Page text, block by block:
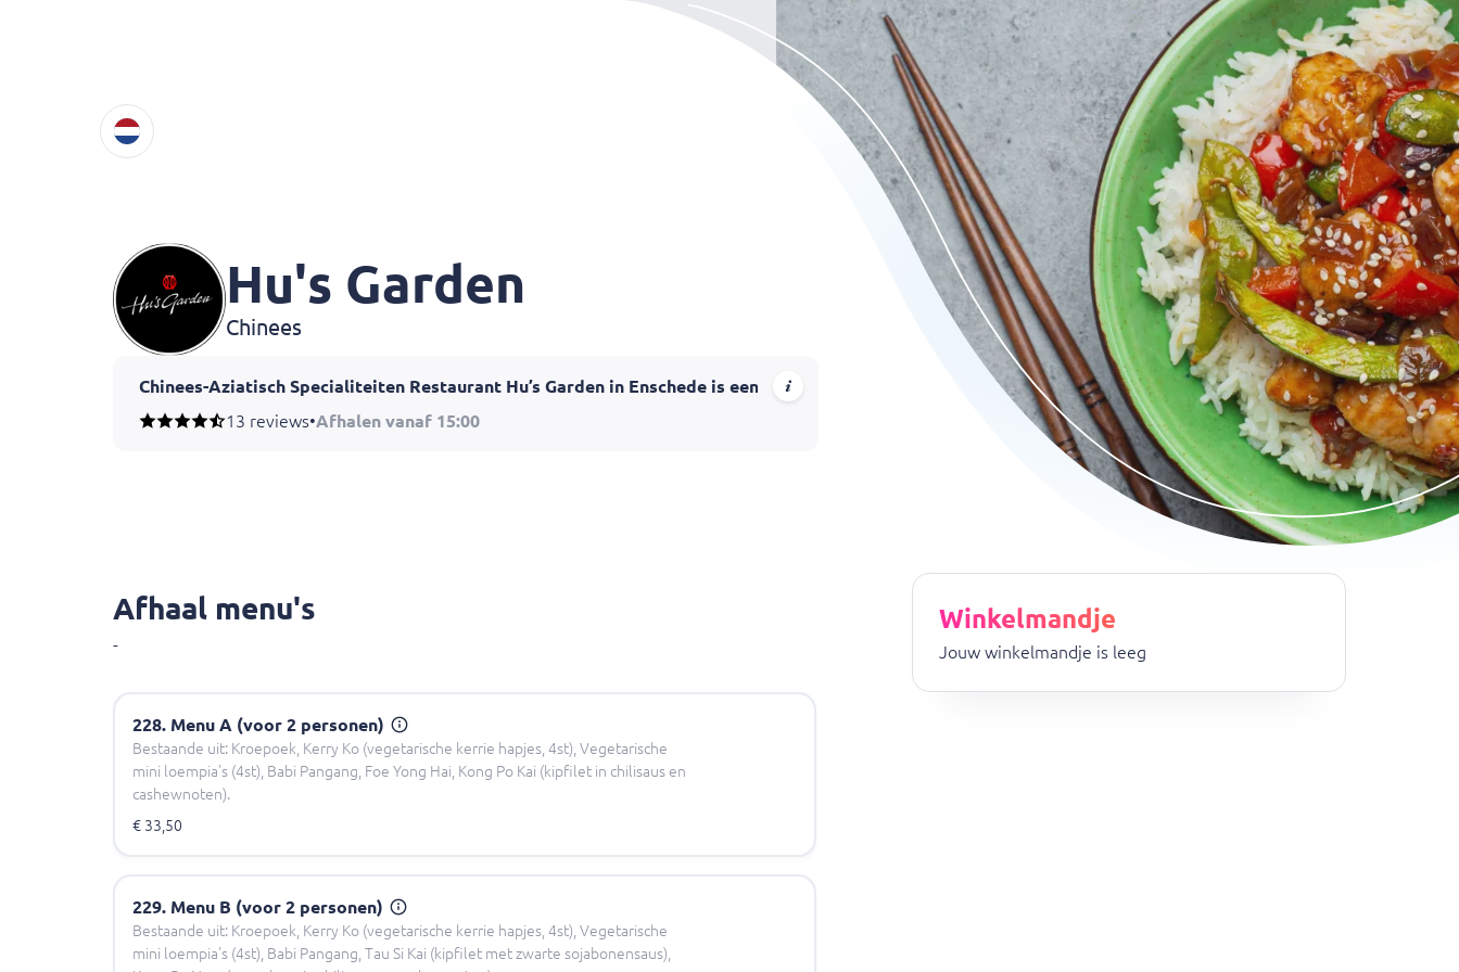
Hu's Garden
Chinees
Chinees-Aziatisch Specialiteiten Restaurant Hu’s Garden in Enschede is een vertrouwd adres voor heerlijk Chinees en Aziatisch eten. Met verse
13 reviews•Afhalen vanaf 15:00
Afhaal menu's
-
228. Menu A (voor 2 personen)
Bestaande uit: Kroepoek, Kerry Ko (vegetarische kerrie hapjes, 4st), Vegetarische
mini loempia's (4st), Babi Pangang, Foe Yong Hai, Kong Po Kai (kipfilet in chilisaus en
cashewnoten).
€ 33,50
229. Menu B (voor 2 personen)
Bestaande uit: Kroepoek, Kerry Ko (vegetarische kerrie hapjes, 4st), Vegetarische
mini loempia's (4st), Babi Pangang, Tau Si Kai (kipfilet met zwarte sojabonensaus),
Winkelmandje
Jouw winkelmandje is leeg